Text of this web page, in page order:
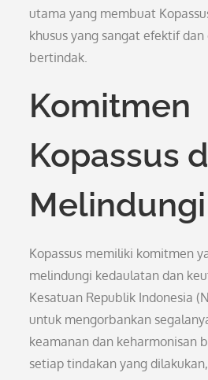
utama yang membuat
khusus yang sangat efektif
bertindak.
Komitmen
Kopassus
Melindungi
Kopassus memiliki komitmen
melindungi kedaulatan dan
Kesatuan Republik Indonesia
untuk mengorbankan
keamanan dan keharmonisan
setiap tindakan yang